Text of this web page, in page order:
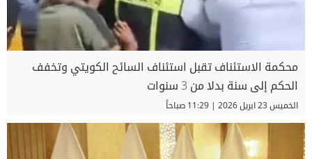
محكمة الاستئناف تقبل استئناف السائح الكويتي وتخفف
الحكم إلى سنة بدلا من 3 سنوات
الخميس 23 ابريل 2026 | 11:29 صباحاً